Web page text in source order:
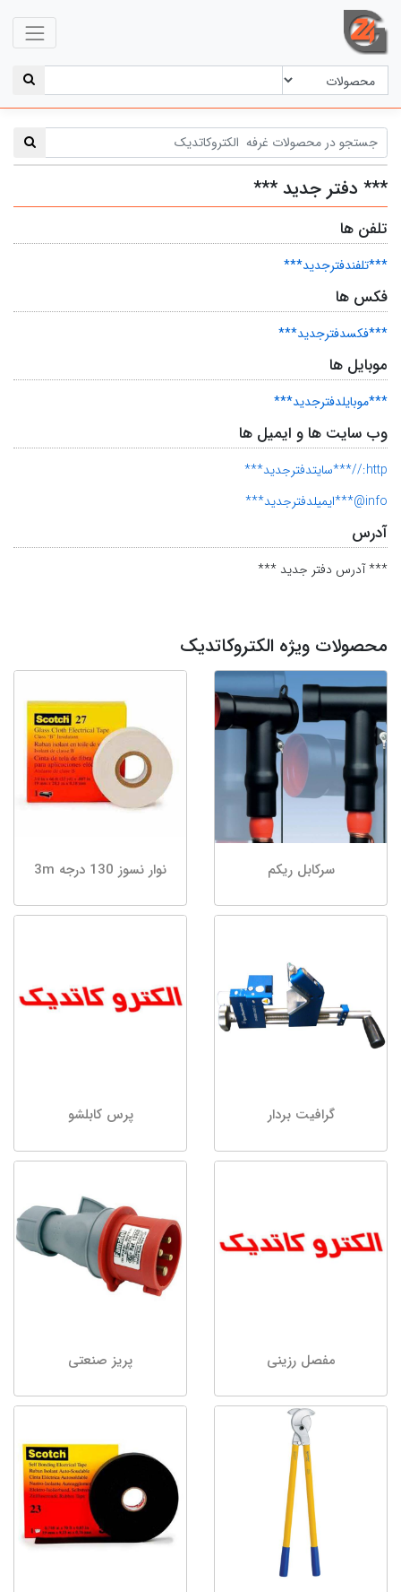
*** دفتر جدید ***
تلفن ها
***تلفندفترجدید***
فکس ها
***فکسدفترجدید***
موبایل ها
***موبایلدفترجدید***
وب سایت ها و ایمیل ها
http://***سایتدفترجدید***
info@***ایمیلدفترجدید***
آدرس
*** آدرس دفتر جدید ***
محصولات ویژه الکتروکاتدیک
سرکابل ریکم نوار نسوز 130 درجه 3m
گرافیت بردار پرس کابلشو
مفصل رزینی پریز صنعتی